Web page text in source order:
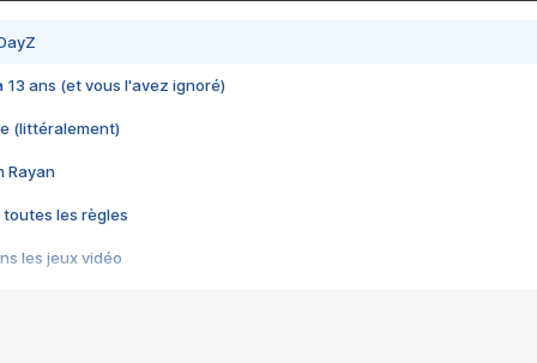
13 ans (et vous l'avez ignoré)
(littéralement)
Rayan
toutes les règles
les jeux vidéo